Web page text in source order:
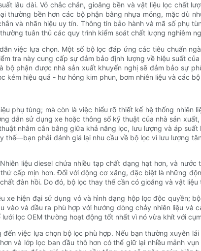
lâu dài. Vỏ chắc chắn, gioăng bền và vật liệu lọc chất
thường bền hơn các bộ phận bằng nhựa mỏng, mặc dù
và nhãn hiệu uy tín. Thông tin bảo hành và mã số phụ
tuân thủ các quy trình kiểm soát chất lượng nghiêm
việc lựa chọn. Một số bộ lọc đáp ứng các tiêu chuẩn
tra này cung cấp sự đảm bảo định lượng về hiệu suất
phận được nhà sản xuất khuyến nghị sẽ đảm bảo sự
kém hiệu quả - hư hỏng kim phun, bơm nhiên liệu và các
phụ tùng; mà còn là việc hiểu rõ thiết kế hệ thống nhiên
dẫn sử dụng xe hoặc thông số kỹ thuật của nhà sản
nhằm cân bằng giữa khả năng lọc, lưu lượng và áp
thế—bạn phải đánh giá lại nhu cầu về bộ lọc vì lưu lượng
liệu diesel chứa nhiều tạp chất dạng hạt hơn, và
cấp mịn hơn. Đối với động cơ xăng, đặc biệt là những
đàn hồi. Do đó, bộ lọc thay thế cần có gioăng và vật
xe hiện đại sử dụng vỏ và hình dạng hộp lọc độc quyền;
vào và đầu ra phù hợp với hướng dòng chảy nhiên liệu và
lọc OEM thường hoạt động tốt nhất vì nó vừa khít với
việc lựa chọn bộ lọc phù hợp. Nếu bạn thường xuyên
và lớp lọc ban đầu thô hơn có thể giữ lại nhiều mảnh